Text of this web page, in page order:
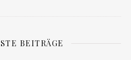
BEITRÄGE